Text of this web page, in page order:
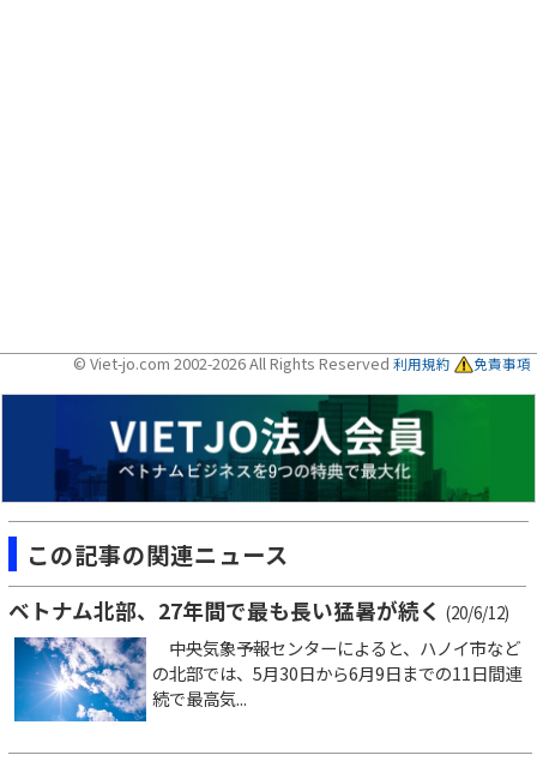
© Viet-jo.com 2002-2026 All Rights Reserved 利用規約 免責事項
この記事の関連ニュース
ベトナム北部、27年間で最も長い猛暑が続く (20/6/12)
中央気象予報センターによると、ハノイ市など
の北部では、5月30日から6月9日までの11日間連
続で最高気...